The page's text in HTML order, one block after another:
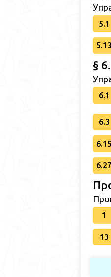
5.1
5.13
§
6.1
6.3
6.15
6.27
1
13